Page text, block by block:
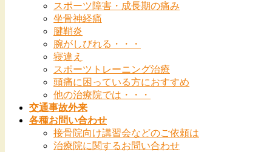
スポーツ障害・成長期の痛み
坐骨神経痛
腱鞘炎
腕がしびれる・・・
寝違え
スポーツトレーニング治療
頭痛に困っている方におすすめ
他の治療院では・・・
交通事故外来
各種お問い合わせ
接骨院向け講習会などのご依頼は
治療院に関するお問い合わせ